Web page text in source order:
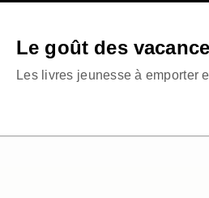
Le goût des
Les livres jeunesse à emporter